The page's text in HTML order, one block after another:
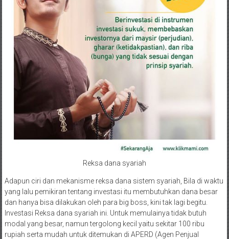
Reksa dana syariah
Adapun ciri dan mekanisme reksa dana sistem syariah, Bila di waktu
yang lalu pemikiran tentang investasi itu membutuhkan dana besar
dan hanya bisa dilakukan oleh para big boss, kini tak lagi begitu.
Investasi Reksa dana syariah ini. Untuk memulainya tidak butuh
modal yang besar, namun tergolong kecil yaitu sekitar 100 ribu
rupiah serta mudah untuk ditemukan di APERD (Agen Penjual